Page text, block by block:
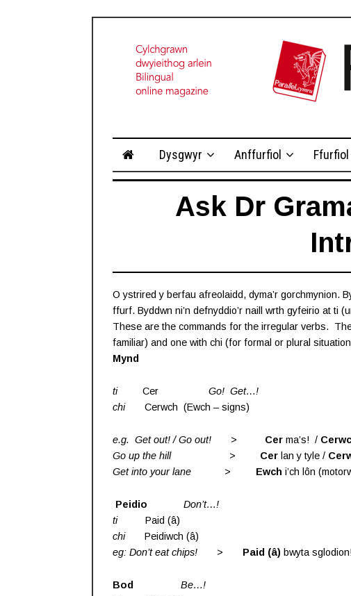
Dysgwyr Anffurfiol Ffurfiol
Ask Dr
O ystrired y berfau afreolaidd, dyma’r gorchmynion.
ffurf. Byddwn ni’n defnyddio’r naill wrth gyfeirio at ti
These are the commands for the irregular verbs.
familiar) and one with chi (for formal or plural
Mynd
tiCer Go! Get…!
chiCerwch (Ewch – signs)
e.g. Get out! / Go out! > Cer ma’s! /
Go up the hill > Cer lan y tyle /
Get into your lane > Ewch i’ch lôn
Peidio Don’t…!
tiPaid (â)
chiPeidiwch (â)
eg: Don’t eat chips!
> Paid (â) bwyta sglodion!
Bod
Be…!